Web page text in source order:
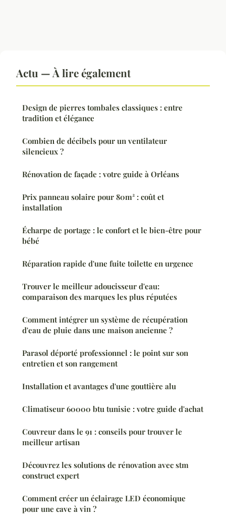
Actu — À lire également
Design de pierres tombales classiques : entre
tradition et élégance
Combien de décibels pour un ventilateur
silencieux ?
Rénovation de façade : votre guide à Orléans
Prix panneau solaire pour 80m² : coût et
installation
Écharpe de portage : le confort et le bien-être pour
bébé
Réparation rapide d'une fuite toilette en urgence
Trouver le meilleur adoucisseur d'eau:
comparaison des marques les plus réputées
Comment intégrer un système de récupération
d'eau de pluie dans une maison ancienne ?
Parasol déporté professionnel : le point sur son
entretien et son rangement
Installation et avantages d'une gouttière alu
Climatiseur 60000 btu tunisie : votre guide d'achat
Couvreur dans le 91 : conseils pour trouver le
meilleur artisan
Découvrez les solutions de rénovation avec stm
construct expert
Comment créer un éclairage LED économique
pour une cave à vin ?